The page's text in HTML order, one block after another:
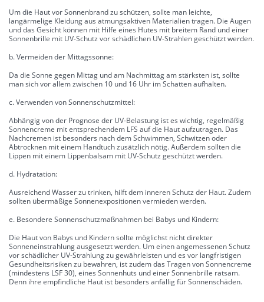
Um die Haut vor Sonnenbrand zu schützen, sollte man leichte,
langärmelige Kleidung aus atmungsaktiven Materialien tragen. Die Augen
und das Gesicht können mit Hilfe eines Hutes mit breitem Rand und einer
Sonnenbrille mit UV-Schutz vor schädlichen UV-Strahlen geschützt werden.
b. Vermeiden der Mittagssonne:
Da die Sonne gegen Mittag und am Nachmittag am stärksten ist, sollte
man sich vor allem zwischen 10 und 16 Uhr im Schatten aufhalten.
c. Verwenden von Sonnenschutzmittel:
Abhängig von der Prognose der UV-Belastung ist es wichtig, regelmäßig
Sonnencreme mit entsprechendem LFS auf die Haut aufzutragen. Das
Nachcremen ist besonders nach dem Schwimmen, Schwitzen oder
Abtrocknen mit einem Handtuch zusätzlich nötig. Außerdem sollten die
Lippen mit einem Lippenbalsam mit UV-Schutz geschützt werden.
d. Hydratation:
Ausreichend Wasser zu trinken, hilft dem inneren Schutz der Haut. Zudem
sollten übermäßige Sonnenexpositionen vermieden werden.
e. Besondere Sonnenschutzmaßnahmen bei Babys und Kindern:
Die Haut von Babys und Kindern sollte möglichst nicht direkter
Sonneneinstrahlung ausgesetzt werden. Um einen angemessenen Schutz
vor schädlicher UV-Strahlung zu gewährleisten und es vor langfristigen
Gesundheitsrisiken zu bewahren, ist zudem das Tragen von Sonnencreme
(mindestens LSF 30), eines Sonnenhuts und einer Sonnenbrille ratsam.
Denn ihre empfindliche Haut ist besonders anfällig für Sonnenschäden.